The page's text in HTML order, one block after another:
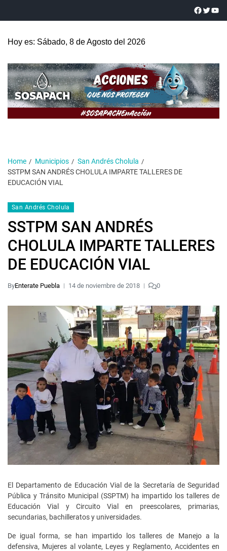
Hoy es: Sábado, 8 de Agosto del 2026
Home Municipios
San Andrés Cholula
SSTPM SAN ANDRÉS CHOLULA IMPARTE TALLERES DE
EDUCACIÓN VIAL
San Andrés Cholula
SSTPM SAN ANDRÉS
CHOLULA IMPARTE TALLERES
DE EDUCACIÓN VIAL
ByEnterate Puebla 14 de noviembre de 2018 0
El Departamento de Educación Vial de la Secretaría de Seguridad
Pública y Tránsito Municipal (SSPTM) ha impartido los talleres de
Educación Vial y Circuito Vial en preescolares, primarias,
secundarias, bachilleratos y universidades.
De igual forma, se han impartido los talleres de Manejo a la
defensiva, Mujeres al volante, Leyes y Reglamento, Accidentes en